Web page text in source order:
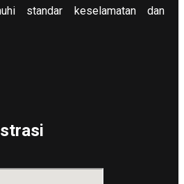
standar keselamatan dan